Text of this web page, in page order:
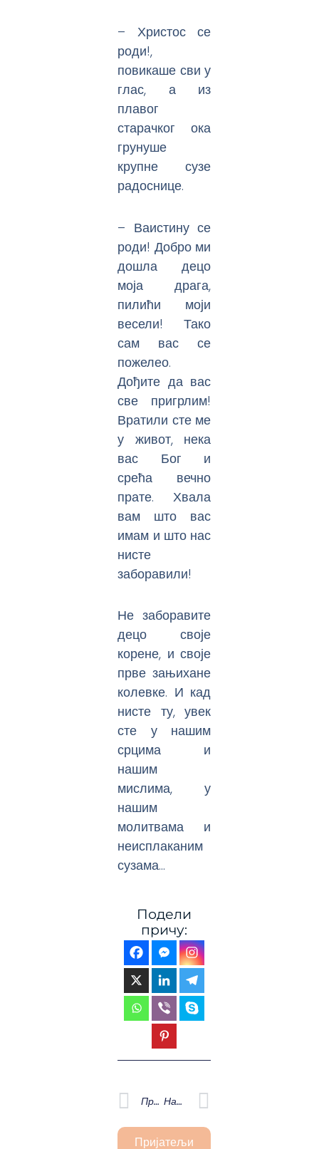
– Христос се
роди!,
повикаше сви у
глас, а из
плавог
старачког ока
грунуше
крупне сузе
радоснице.
– Ваистину се
роди! Добро ми
дошла децо
моја драга,
пилићи моји
весели! Тако
сам вас се
пожелео.
Дођите да вас
све пригрлим!
Вратили сте ме
у живот, нека
вас Бог и
срећа вечно
прате. Хвала
вам што вас
имам и што нас
нисте
заборавили!
Не заборавите
децо своје
корене, и своје
прве зањихане
колевке. И кад
нисте ту, увек
сте у нашим
срцима и
нашим
мислима, у
нашим
молитвама и
неисплаканим
сузама…
Подели
причу:
Prev
Претходна Наредна
Next
Пријатељи